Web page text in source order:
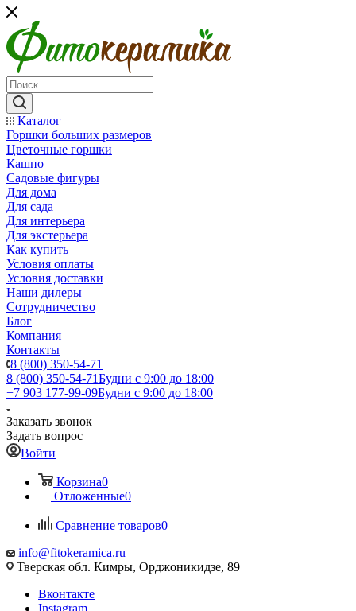
Каталог
Горшки больших размеров
Цветочные горшки
Кашпо
Садовые фигуры
Для дома
Для сада
Для интерьера
Для экстерьера
Как купить
Условия оплаты
Условия доставки
Наши дилеры
Сотрудничество
Блог
Компания
Контакты
8 (800) 350-54-71
8 (800) 350-54-71Будни с 9:00 до 18:00
+7 903 177-99-09Будни с 9:00 до 18:00
Заказать звонок
Задать вопрос
Войти
Корзина0
Отложенные0
Сравнение товаров0
info@fitokeramica.ru
Тверская обл. Кимры, Орджоникидзе, 89
Вконтакте
Instagram